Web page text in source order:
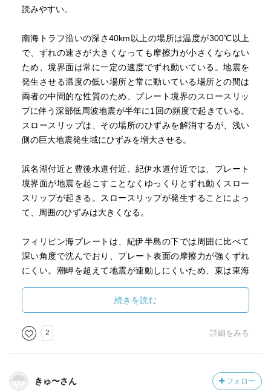
読みやすい。
南海トラフ沿いの深さ40km以上の場所は温度が300℃以上
で、ずれの速さが大きくなっても摩擦力が小さくならない
ため、境界面は常に一定の速度でずれ動いている。地震を
発生させる温度の低い場所と常に動いている場所との間は
両者の中間的な性質のため、プレート境界のスロースリッ
プに伴う深部低周波地震が半年に1回の頻度で起きている。
スロースリップは、その場所のひずみを解消するが、浅い
側の巨大地震発生域にひずみを増大させる。
浜名湖付近と豊後水道付近、紀伊水道付近では、プレート
境界面が地震を起こすことなくゆっくりとずれ動くスロー
スリップが起きる。スロースリップが発生することによっ
て、周囲のひずみは大きくなる。
フィリピン海プレートは、紀伊半島の下では周囲に比べて
深い角度で沈んでおり、プレート表面の摩擦力が強くずれ
にくい。潮岬を超えて地震が連動しにくいため、東は東海
南海トラフの地震は、繰り返し間隔が一定とする固有地震
モデルの方が、地震発生頻度を一定とするポワソンモデル
より当てはまるという研究結果がある。固有地震モデルを
高い宝永地震以降のデータを用いると25%となる。さら
に、安政地震から昭和の地震まで90年と短いため、地震の
続きを読む
2 詳細をみる
きゅ〜さん フォロー